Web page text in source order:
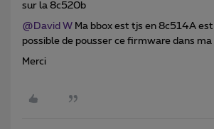
sur la 8c520b
@David W Ma bbox est tjs en 8c514A
possible de pousser ce firmware dans ma
Merci